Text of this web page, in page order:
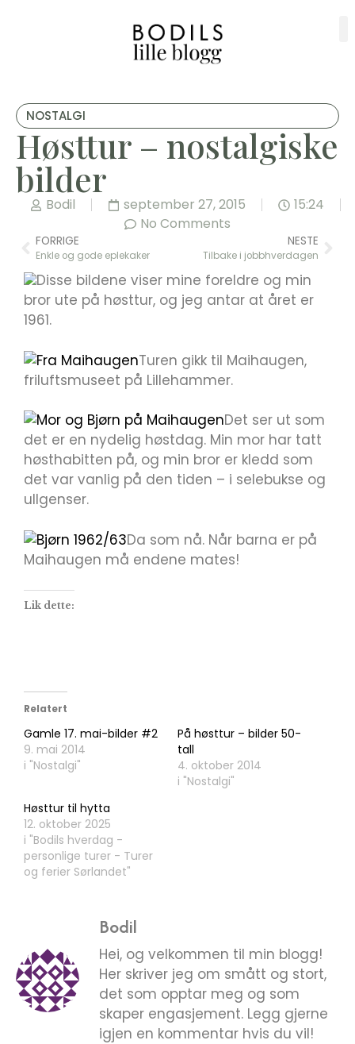
NOSTALGI
Høsttur – nostalgiske
bilder
Bodil september 27, 2015
15:24
No Comments
FORRIGE
Enkle og gode eplekaker
NESTE
Tilbake i jobbhverdagen
Disse bildene viser mine foreldre og min
bror ute på høsttur, og jeg antar at året er
1961.
Turen gikk til Maihaugen,
friluftsmuseet på Lillehammer.
Det ser ut som
det er en nydelig høstdag. Min mor har tatt
høsthabitten på, og min bror er kledd som
det var vanlig på den tiden – i selebukse og
ullgenser.
Da som nå. Når barna er på
Maihaugen må endene mates!
Lik dette:
Relatert
Gamle 17. mai-bilder #2
9. mai 2014
i "Nostalgi"
På høsttur – bilder 50-
tall
4. oktober 2014
i "Nostalgi"
Høsttur til hytta
12. oktober 2025
i "Bodils hverdag -
personlige turer - Turer
og ferier Sørlandet"
Bodil
Hei, og velkommen til min blogg!
Her skriver jeg om smått og stort,
det som opptar meg og som
skaper engasjement. Legg gjerne
igjen en kommentar hvis du vil!